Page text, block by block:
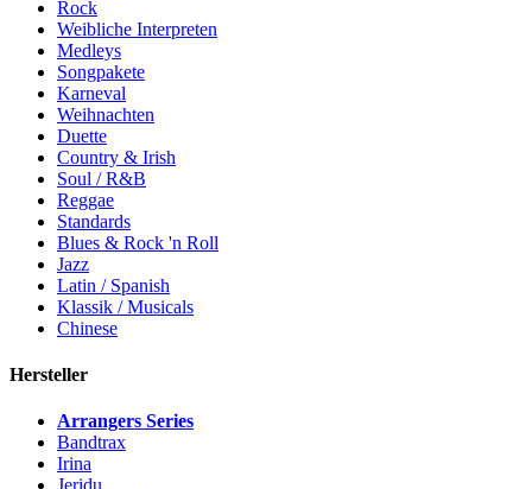
Rock
Weibliche Interpreten
Medleys
Songpakete
Karneval
Weihnachten
Duette
Country & Irish
Soul / R&B
Reggae
Standards
Blues & Rock 'n Roll
Jazz
Latin / Spanish
Klassik / Musicals
Chinese
Hersteller
Arrangers Series
Bandtrax
Irina